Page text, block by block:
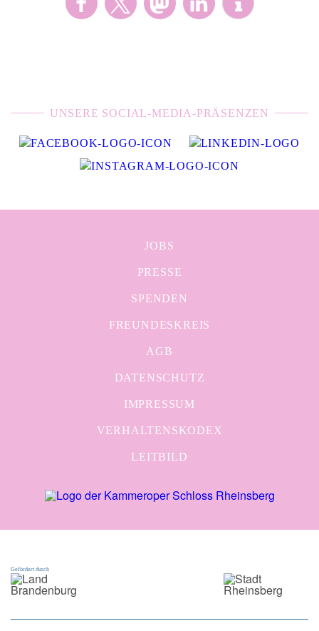
UNSERE SOCIAL-MEDIA-PRÄSENZEN
JOBS
PRESSE
SPENDEN
FREUNDESKREIS
AGB
DATENSCHUTZ
IMPRESSUM
VERHALTENSKODEX
LEITBILD
Gefördert durch